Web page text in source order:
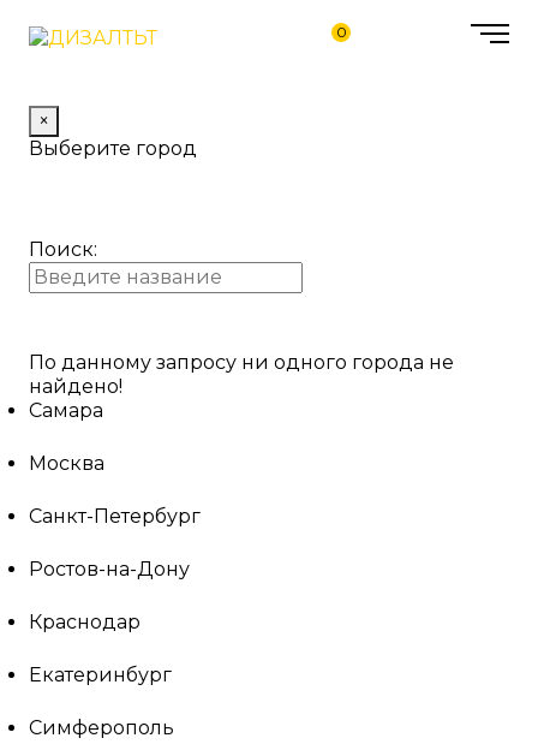
0
×
Выберите город
Поиск:
По данному запросу ни одного города не
найдено!
Самара
Москва
Санкт-Петербург
Ростов-на-Дону
Краснодар
Екатеринбург
Симферополь